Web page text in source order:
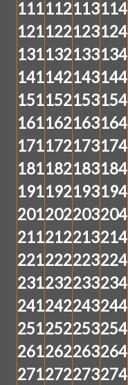
111112113114
121122123124
131132133134
141142143144
151152153154
161162163164
171172173174
181182183184
191192193194
201202203204
211212213214
221222223224
231232233234
241242243244
251252253254
261262263264
271272273274